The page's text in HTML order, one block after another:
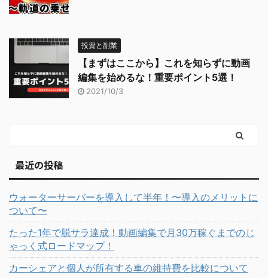
投資と副業
【まずはここから】これを知らずに動画
編集を始めるな！重要ポイント5選！
2021/10/3
最近の投稿
ウォーターサーバーを導入して半年！〜導入のメリットに
ついて〜
たった1年で脱サラ達成！動画編集で月30万稼ぐまでのじ
ゃっく式ロードマップ！
カーシェアと個人が所有する車の維持費を比較について